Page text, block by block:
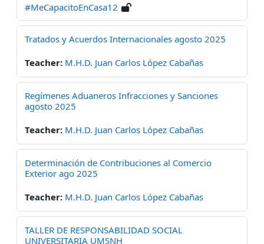
#MeCapacitoEnCasa12
Tratados y Acuerdos Internacionales agosto 2025
Teacher: M.H.D. Juan Carlos López Cabañas
Regímenes Aduaneros Infracciones y Sanciones
agosto 2025
Teacher: M.H.D. Juan Carlos López Cabañas
Determinación de Contribuciones al Comercio
Exterior ago 2025
Teacher: M.H.D. Juan Carlos López Cabañas
TALLER DE RESPONSABILIDAD SOCIAL
UNIVERSITARIA UMSNH